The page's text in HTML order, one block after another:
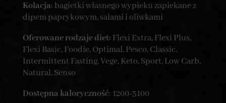
Kolacja: bagietki własnego wypieku zapiekane z
dipem paprykowym, salami i oliwkami
Oferowane rodzaje diet: Flexi Extra, Flexi Plus,
Flexi Basic, Foodie, Optimal, Pesco, Classic,
Intermittent Fasting, Vege, Keto, Sport, Low Carb,
Natural, Senso
Dostępna kaloryczność: 1200-3100